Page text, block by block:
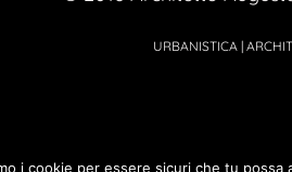
URBANISTICA |
i cookie per essere sicuri che tu